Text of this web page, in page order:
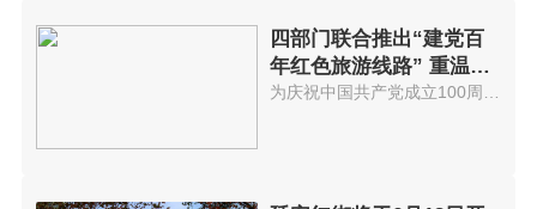
四部门联合推出“建党百
年红色旅游线路” 重温红
色历史